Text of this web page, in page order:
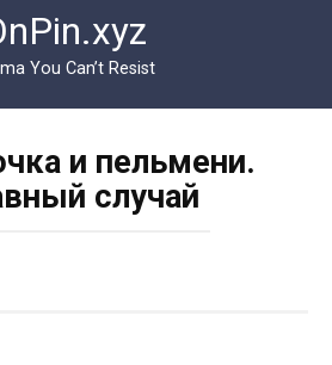
You Can’t Resist
и пельмени.
случай